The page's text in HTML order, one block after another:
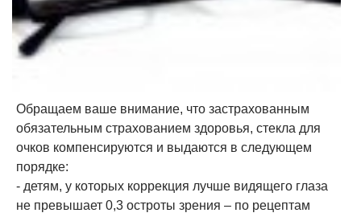
Обращаем ваше внимание, что застрахованным
обязательным страхованием здоровья, стекла для
очков компенсируются и выдаются в следующем
порядке:
- детям, у которых коррекция лучше видящего глаза
не превышает 0,3 остроты зрения – по рецептам